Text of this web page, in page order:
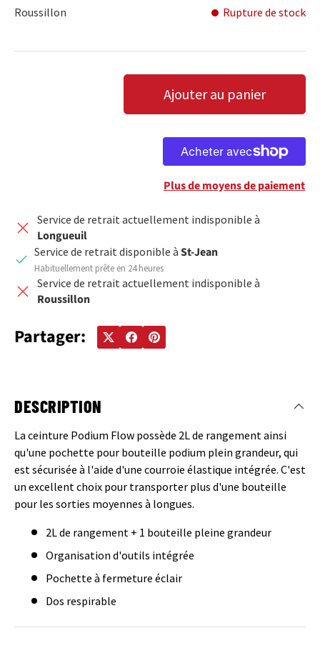
Roussillon Rupture de stock
DIMINUER LA QUANTITÉ
AUGMENTER LA QUANTITÉ
Ajouter au panier
Plus de moyens de paiement
Service de retrait actuellement indisponible à
Longueuil
Service de retrait disponible à St-Jean
Habituellement prête en 24 heures
Service de retrait actuellement indisponible à
Roussillon
Partager:
DESCRIPTION
La ceinture Podium Flow possède 2L de rangement ainsi
qu'une pochette pour bouteille podium plein grandeur, qui
est sécurisée à l'aide d'une courroie élastique intégrée. C'est
un excellent choix pour transporter plus d'une bouteille
pour les sorties moyennes à longues.
2L de rangement + 1 bouteille pleine grandeur
Organisation d'outils intégrée
Pochette à fermeture éclair
Dos respirable